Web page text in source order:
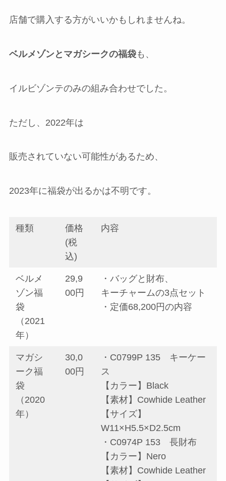
店舗で購入する方がいいかもしれませんね。
ベルメゾンとマガシークの福袋も、
イルビゾンテのみの組み合わせでした。
ただし、2022年は
販売されていない可能性があるため、
2023年に福袋が出るかは不明です。
種類
価格
(税
込)
内容
ベルメ
ゾン福
袋
（2021
年）
29,9
00円
・バッグと財布、
キーチャームの3点セット
・定価68,200円の内容
マガシ
ーク福
袋
（2020
年）
30,0
00円
・C0799P 135 キーケー
ス
【カラー】Black
【素材】Cowhide Leather
【サイズ】
W11×H5.5×D2.5cm
・C0974P 153 長財布
【カラー】Nero
【素材】Cowhide Leather